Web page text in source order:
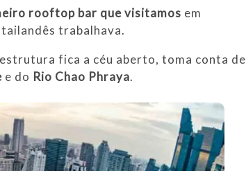
rooftop bar que visitamos em
tailandês trabalhava.
fica a céu aberto, toma conta de
e do Rio Chao Phraya.